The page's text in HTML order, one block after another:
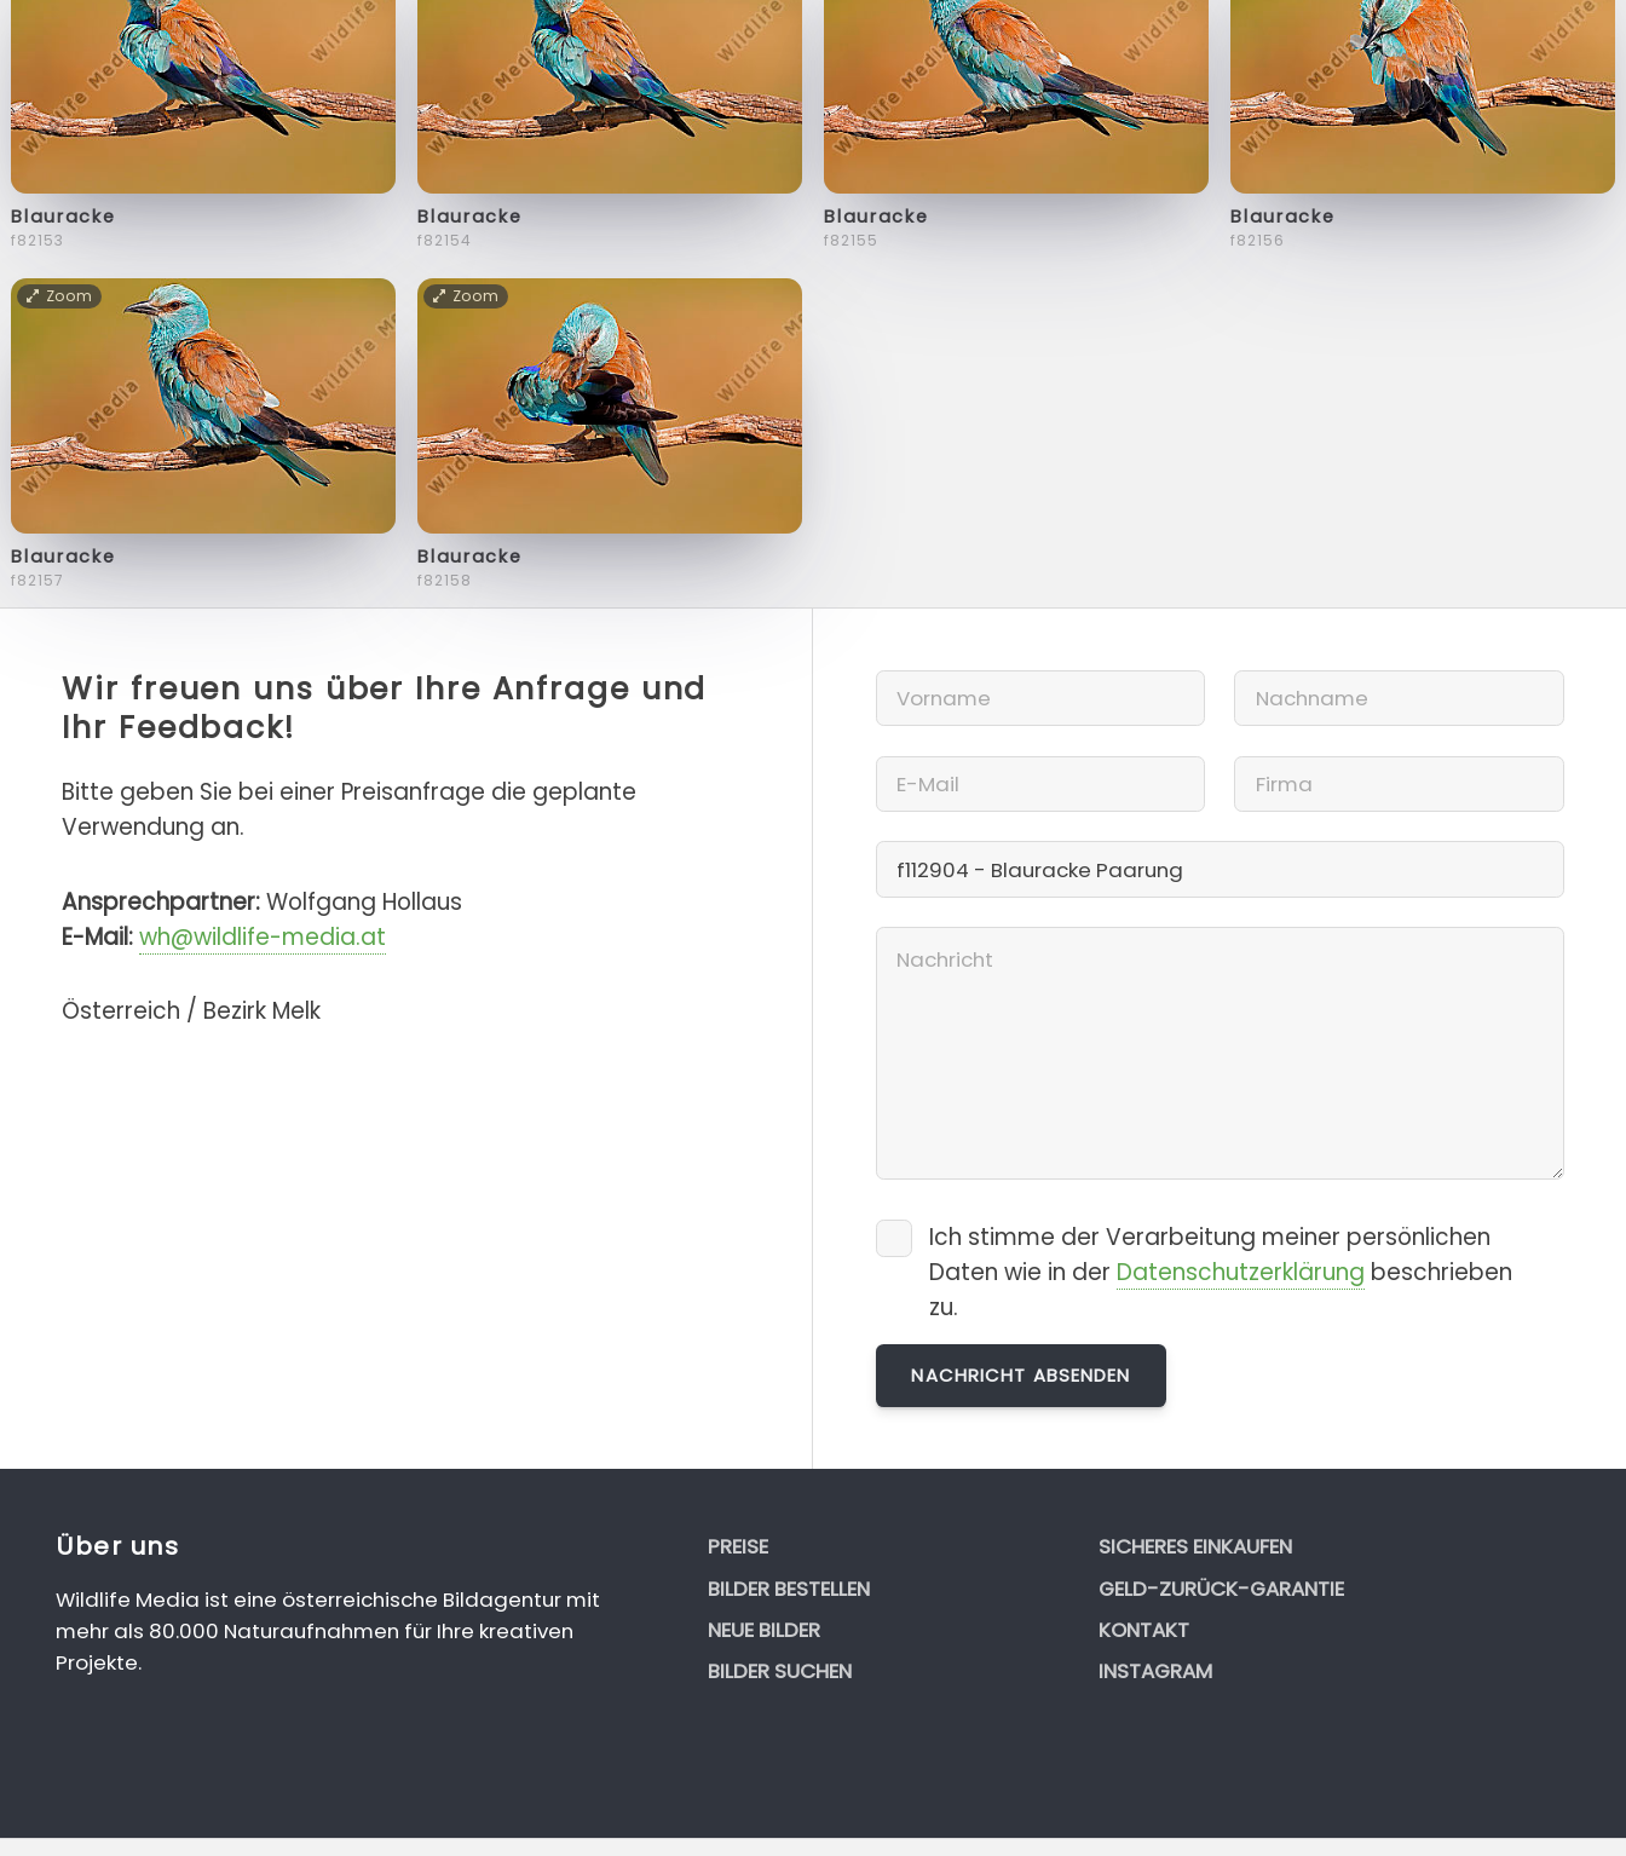
Blauracke
f82153
Blauracke
f82154
Blauracke
f82155
Blauracke
f82156
Zoom
Blauracke
f82157
Zoom
Blauracke
f82158
Wir freuen uns über Ihre Anfrage und
Ihr Feedback!
Bitte geben Sie bei einer Preisanfrage die geplante
Verwendung an.
Ansprechpartner:Wolfgang Hollaus
E-Mail:wh@wildlife-media.at
Österreich / Bezirk Melk
Ich stimme der Verarbeitung meiner persönlichen
Daten wie in der Datenschutzerklärung beschrieben
zu.
Über uns
Wildlife Media ist eine österreichische Bildagentur mit
mehr als 80.000 Naturaufnahmen für Ihre kreativen
Projekte.
PREISE
BILDER BESTELLEN
NEUE BILDER
BILDER SUCHEN
SICHERES EINKAUFEN
GELD-ZURÜCK-GARANTIE
KONTAKT
INSTAGRAM